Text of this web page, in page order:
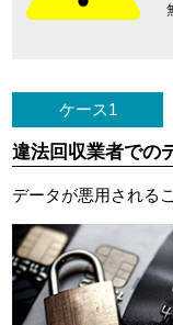
ケース1
違法回収業者での
データが悪用される